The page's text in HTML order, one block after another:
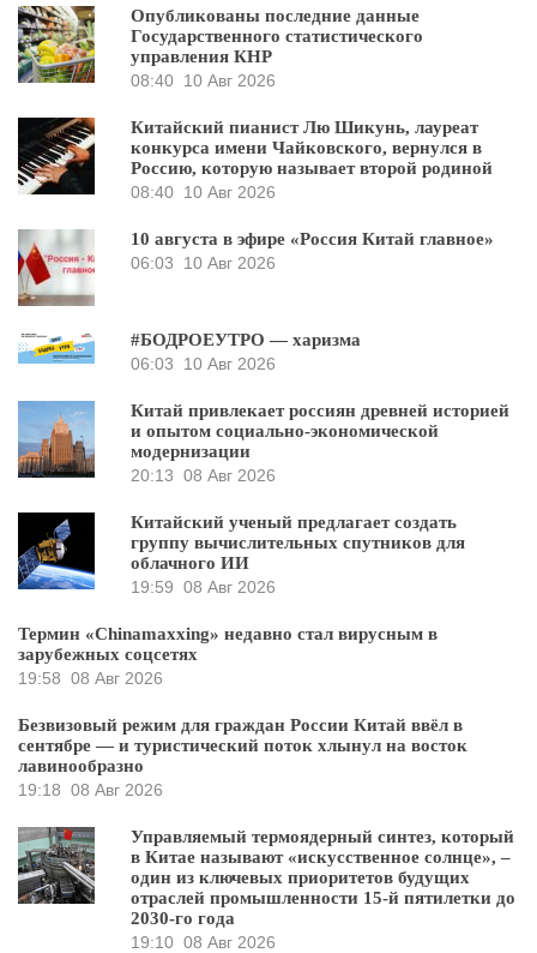
Опубликованы последние данные
Государственного статистического
управления КНР
08:40 10 Авг 2026
Китайский пианист Лю Шикунь, лауреат
конкурса имени Чайковского, вернулся в
Россию, которую называет второй родиной
08:40 10 Авг 2026
10 августа в эфире «Россия Китай главное»
06:03
10 Авг 2026
#БОДРОЕУТРО — харизма
06:03
10 Авг 2026
Китай привлекает россиян древней историей
и опытом социально-экономической
модернизации
20:13 08 Авг 2026
Китайский ученый предлагает создать
группу вычислительных спутников для
облачного ИИ
19:59 08 Авг 2026
Термин «Chinamaxxing» недавно стал вирусным в
зарубежных соцсетях
19:58 08 Авг 2026
Безвизовый режим для граждан России Китай ввёл в
сентябре — и туристический поток хлынул на восток
лавинообразно
19:18 08 Авг 2026
Управляемый термоядерный синтез, который
в Китае называют «искусственное солнце», –
один из ключевых приоритетов будущих
отраслей промышленности 15-й пятилетки до
2030-го года
19:10 08 Авг 2026